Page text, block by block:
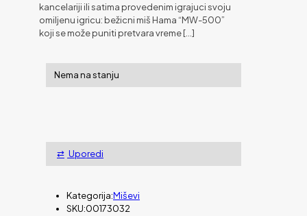
kancelariji ili satima provedenim igrajuci svoju
omiljenu igricu: bežicni miš Hama “MW-500”
koji se može puniti pretvara vreme[…]
Nema na stanju
Uporedi
Kategorija:Miševi
SKU:00173032